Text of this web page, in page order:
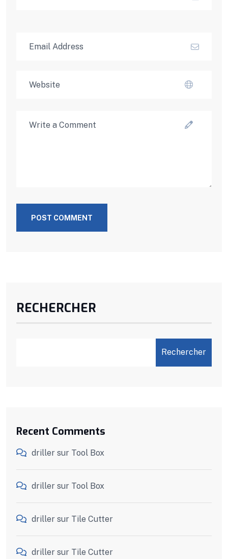
POST COMMENT
RECHERCHER
Rechercher
Recent Comments
driller sur Tool Box
driller sur Tool Box
driller sur Tile Cutter
driller sur Tile Cutter